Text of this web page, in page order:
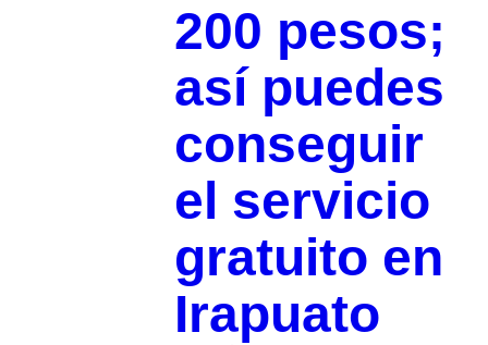
200 pesos;
así puedes
conseguir
el servicio
gratuito en
Irapuato